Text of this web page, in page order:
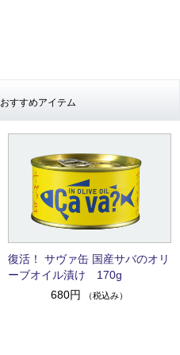
おすすめアイテム
復活！ サヴァ缶 国産サバのオリ
ーブオイル漬け 170g
680円
（税込み）